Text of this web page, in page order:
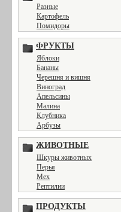
Разные
Картофель
Помидоры
ФРУКТЫ
Яблоки
Бананы
Черешня и вишня
Виноград
Апельсины
Малина
Клубника
Арбузы
ЖИВОТНЫЕ
Шкуры животных
Перья
Мех
Рептилии
ПРОДУКТЫ